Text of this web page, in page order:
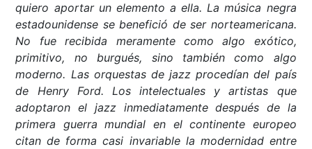
quiero aportar un elemento a ella. La música negra
estadounidense se benefició de ser norteamericana.
No fue recibida meramente como algo exótico,
primitivo, no burgués, sino también como algo
moderno. Las orquestas de jazz procedían del país
de Henry Ford. Los intelectuales y artistas que
adoptaron el jazz inmediatamente después de la
primera guerra mundial en el continente europeo
citan de forma casi invariable la modernidad entre